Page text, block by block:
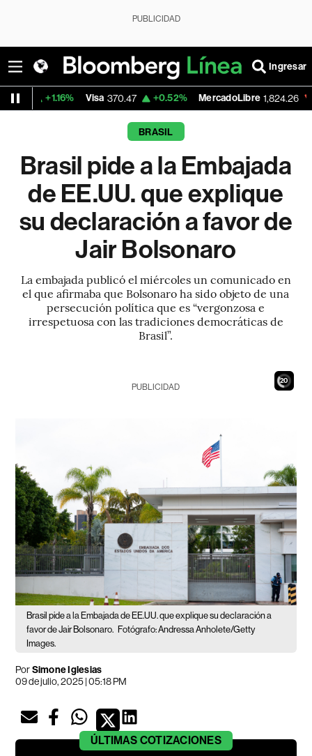
PUBLICIDAD
Ingresar
Visa 370.47 +0.52% MercadoLibre 1,824.26 -5.23%
BRASIL
Brasil pide a la Embajada
de EE.UU. que explique
su declaración a favor de
Jair Bolsonaro
La embajada publicó el miércoles un comunicado en
el que afirmaba que Bolsonaro ha sido objeto de una
persecución política que es “vergonzosa e
irrespetuosa con las tradiciones democráticas de
Brasil”.
18
PUBLICIDAD
Brasil pide a la Embajada de EE.UU. que explique su declaración a
favor de Jair Bolsonaro. Fotógrafo: Andressa Anholete/Getty
Images.
PorSimone Iglesias
09 de julio, 2025 | 05:18 PM
ÚLTIMAS COTIZACIONES